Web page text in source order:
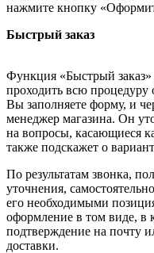
нажмите кнопку
Быстрый заказ
Функция «Быстрый заказ»
проходить всю процедуру
Вы заполняете форму, и
менеджер магазина. Он
на вопросы, касающиеся
также подскажет о
По результатам звонка,
уточнения,
его необходимыми
оформление в том виде, в
подтверждение на почту
доставки.